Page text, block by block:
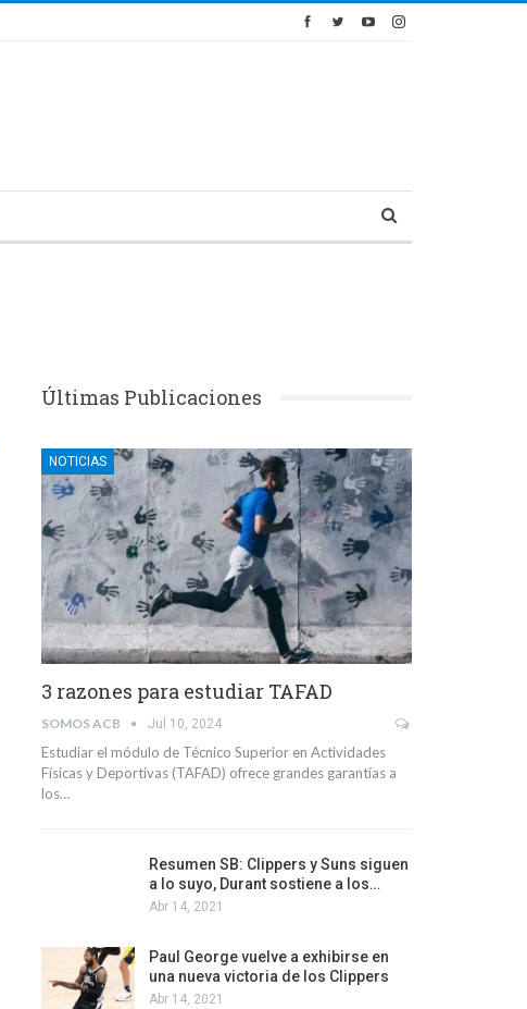
Últimas Publicaciones
NOTICIAS
3 razones para estudiar TAFAD
SOMOS ACB Jul 10, 2024
Estudiar el módulo de Técnico Superior en Actividades
Físicas y Deportivas (TAFAD) ofrece grandes garantías a
los…
Resumen SB: Clippers y Suns siguen
a lo suyo, Durant sostiene a los…
Abr 14, 2021
Paul George vuelve a exhibirse en
una nueva victoria de los Clippers
Abr 14, 2021